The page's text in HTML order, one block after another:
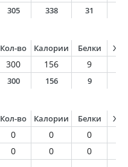
305 338 31
Кол-во Калории Белки
300 156 9
300 156 9
Кол-во Калории Белки
0 0 0
0 0 0